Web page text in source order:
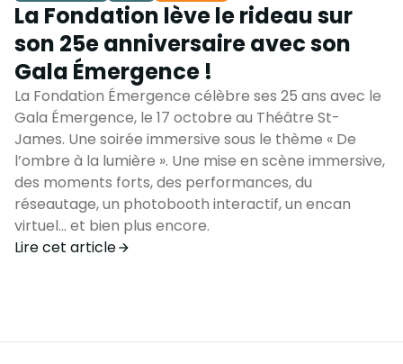
La Fondation lève le rideau sur
son 25e anniversaire avec son
Gala Émergence !
La Fondation Émergence célèbre ses 25 ans avec le
Gala Émergence, le 17 octobre au Théâtre St-
James. Une soirée immersive sous le thème « De
l’ombre à la lumière ». Une mise en scène immersive,
des moments forts, des performances, du
réseautage, un photobooth interactif, un encan
virtuel… et bien plus encore.
Lire cet article